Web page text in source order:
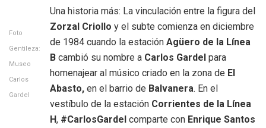
Foto
Gentileza:
Museo
Carlos
Gardel
Una historia más: La vinculación entre la figura del
Zorzal Criollo y el subte comienza en diciembre
de 1984 cuando la estación Agüero de la Línea
B cambió su nombre a Carlos Gardel para
homenajear al músico criado en la zona de El
Abasto, en el barrio de Balvanera. En el
vestíbulo de la estación Corrientes de la Línea
H, #CarlosGardel comparte con Enrique Santos